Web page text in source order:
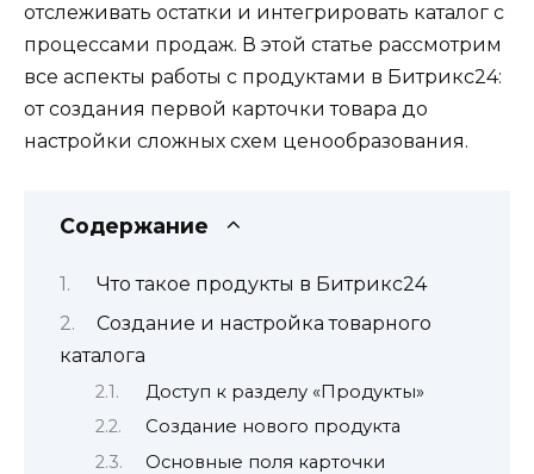
отслеживать остатки и интегрировать каталог с
процессами продаж. В этой статье рассмотрим
все аспекты работы с продуктами в Битрикс24:
от создания первой карточки товара до
настройки сложных схем ценообразования.
Содержание
Что такое продукты в Битрикс24
Создание и настройка товарного
каталога
Доступ к разделу «Продукты»
Создание нового продукта
Основные поля карточки